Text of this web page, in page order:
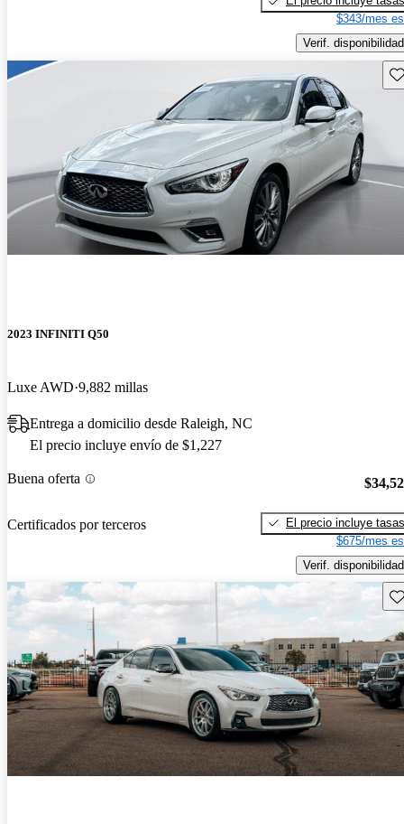
$343/mes
Verif. disponibilidad
2023 INFINITI Q50
Luxe AWD 9,882 millas
Entrega a domicilio desde Raleigh, NC
El precio incluye envío de $1,227
Buena oferta
Certificados por terceros
El precio incluye tasas
$675/mes
Verif. disponibilidad